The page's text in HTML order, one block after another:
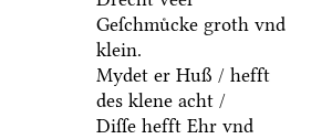
Geſchmuͤcke groth vnd
klein.
Mydet er Huß / hefft
des klene acht /
Diſſe hefft Ehr vnd